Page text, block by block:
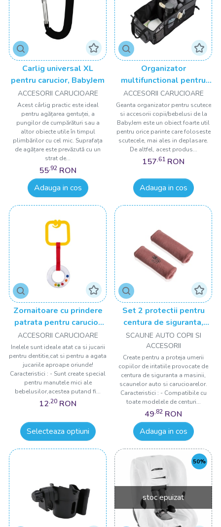
Carlig universal XL
pentru carucior, BabyJem
ACCESORII CARUCIOARE
Acest cârlig practic este ideal
pentru agățarea gentuței, a
pungilor de cumpărături sau a
altor obiecte utile în timpul
plimbărilor cu cel mic. Suprafața
de agățare este prevăzută cu un
strat de...
55,92 RON
Adauga in cos
Organizator
multifunctional pentru
masina, BabyJem
ACCESORII CARUCIOARE
Geanta organizator pentru scutece
si accesorii copii/bebelusi de la
BabyJem este un obiect foarte util
pentru orice parinte care foloseste
scutecele, mai ales in deplasare.
De altfel, acest produs...
157,61 RON
Adauga in cos
Zornaitoare cu prindere
patrata pentru carucior
BabyJem
ACCESORII CARUCIOARE
Inelele sunt ideale atat ca si jucarii
pentru dentitie,cat si pentru a agata
jucariile aproape oriunde!
Caracteristici : - Sunt create special
pentru manutele mici ale
bebelusilor,acestea putand fi...
12,20 RON
Selecteaza optiuni
Set 2 protectii pentru
centura de siguranta,
BabyJem, rose
SCAUNE AUTO COPII SI
ACCESORII
Create pentru a proteja umerii
copiilor de iritatiile provocate de
centura de siguranta a masinii,
scaunelor auto si carucioarelor.
Caracteristici : - Compatibile cu
toate modelele de centuri...
49,82 RON
Adauga in cos
stoc epuizat
50%